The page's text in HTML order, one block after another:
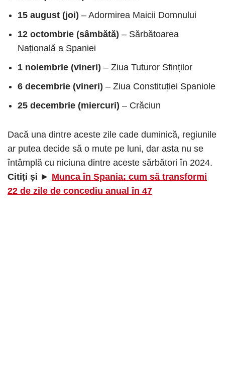
15 august (joi) – Adormirea Maicii Domnului
12 octombrie (sâmbătă) – Sărbătoarea
Națională a Spaniei
1 noiembrie (vineri) – Ziua Tuturor Sfinților
6 decembrie (vineri) – Ziua Constituției Spaniole
25 decembrie (miercuri) – Crăciun
Dacă una dintre aceste zile cade duminică, regiunile
ar putea decide să o mute pe luni, dar asta nu se
întâmplă cu niciuna dintre aceste sărbători în 2024.
Citiți și ► Munca în Spania: cum să transformi
22 de zile de concediu anual în 47